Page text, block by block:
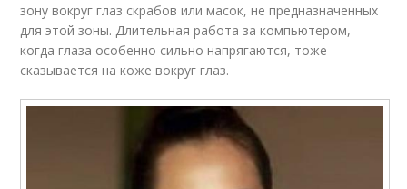
зону вокруг глаз скрабов или масок, не предназначенных
для этой зоны. Длительная работа за компьютером,
когда глаза особенно сильно напрягаются, тоже
сказывается на коже вокруг глаз.